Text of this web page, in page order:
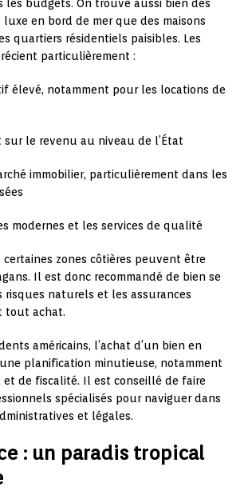
les budgets. On trouve aussi bien des
en bord de mer que des maisons
quartiers résidentiels paisibles. Les
particulièrement :
élevé, notamment pour les locations de
sur le revenu au niveau de l’État
immobilier, particulièrement dans les
modernes et les services de qualité
zones côtières peuvent être
Il est donc recommandé de bien se
risques naturels et les assurances
tout achat.
américains, l’achat d’un bien en
planification minutieuse, notamment
et de fiscalité. Il est conseillé de faire
spécialisés pour naviguer dans
et légales.
: un paradis tropical